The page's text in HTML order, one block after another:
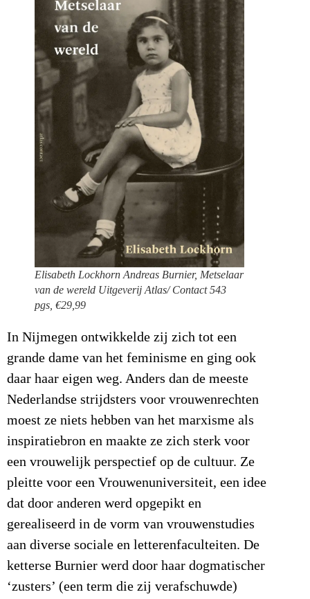
Elisabeth Lockhorn Andreas Burnier, Metselaar
van de wereld Uitgeverij Atlas/ Contact 543
pgs, €29,99
In Nijmegen ontwikkelde zij zich tot een
grande dame van het feminisme en ging ook
daar haar eigen weg. Anders dan de meeste
Nederlandse strijdsters voor vrouwenrechten
moest ze niets hebben van het marxisme als
inspiratiebron en maakte ze zich sterk voor
een vrouwelijk perspectief op de cultuur. Ze
pleitte voor een Vrouwenuniversiteit, een idee
dat door anderen werd opgepikt en
gerealiseerd in de vorm van vrouwenstudies
aan diverse sociale en letterenfaculteiten. De
ketterse Burnier werd door haar dogmatischer
‘zusters’ (een term die zij verafschuwde)